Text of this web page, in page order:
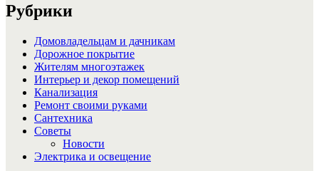
Рубрики
Домовладельцам и дачникам
Дорожное покрытие
Жителям многоэтажек
Интерьер и декор помещений
Канализация
Ремонт своими руками
Сантехника
Советы
Новости
Электрика и освещение